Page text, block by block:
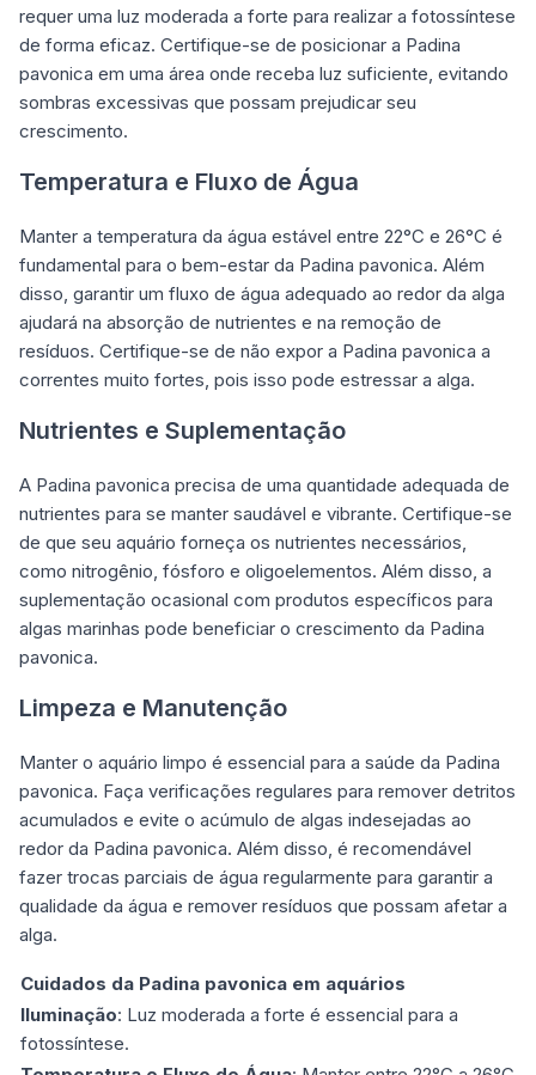
requer uma luz moderada a forte para realizar a fotossíntese
de forma eficaz. Certifique-se de posicionar a Padina
pavonica em uma área onde receba luz suficiente, evitando
sombras excessivas que possam prejudicar seu
crescimento.
Temperatura e Fluxo de Água
Manter a temperatura da água estável entre 22°C e 26°C é
fundamental para o bem-estar da Padina pavonica. Além
disso, garantir um fluxo de água adequado ao redor da alga
ajudará na absorção de nutrientes e na remoção de
resíduos. Certifique-se de não expor a Padina pavonica a
correntes muito fortes, pois isso pode estressar a alga.
Nutrientes e Suplementação
A Padina pavonica precisa de uma quantidade adequada de
nutrientes para se manter saudável e vibrante. Certifique-se
de que seu aquário forneça os nutrientes necessários,
como nitrogênio, fósforo e oligoelementos. Além disso, a
suplementação ocasional com produtos específicos para
algas marinhas pode beneficiar o crescimento da Padina
pavonica.
Limpeza e Manutenção
Manter o aquário limpo é essencial para a saúde da Padina
pavonica. Faça verificações regulares para remover detritos
acumulados e evite o acúmulo de algas indesejadas ao
redor da Padina pavonica. Além disso, é recomendável
fazer trocas parciais de água regularmente para garantir a
qualidade da água e remover resíduos que possam afetar a
alga.
Cuidados da Padina pavonica em aquários
Iluminação: Luz moderada a forte é essencial para a
fotossíntese.